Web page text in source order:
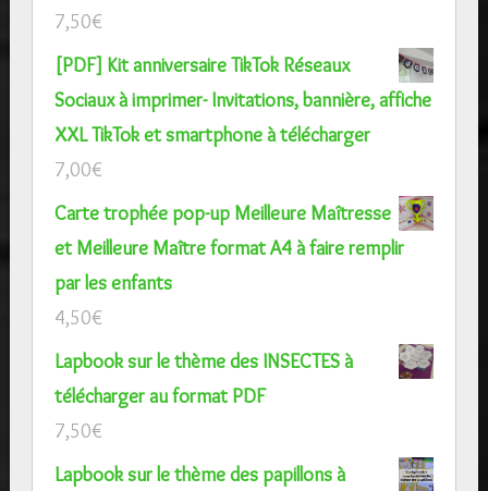
7,50€
[PDF] Kit anniversaire TikTok Réseaux
Sociaux à imprimer- Invitations, bannière, affiche
XXL TikTok et smartphone à télécharger
7,00€
Carte trophée pop-up Meilleure Maîtresse
et Meilleure Maître format A4 à faire remplir
par les enfants
4,50€
Lapbook sur le thème des INSECTES à
télécharger au format PDF
7,50€
Lapbook sur le thème des papillons à